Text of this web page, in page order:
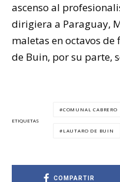
ascenso al
dirigiera a Paraguay,
maletas en octavos
de Buin, por su parte,
ETIQUETAS
COMUNAL CABRERO
LAUTARO DE BUIN
COMPARTIR